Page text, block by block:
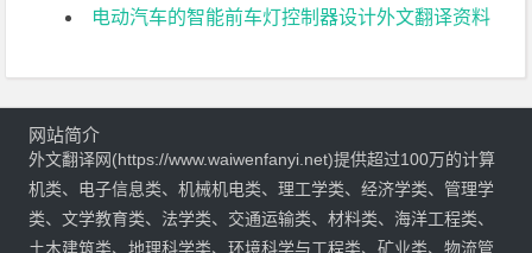
电动汽车的智能前车灯控制器设计外文翻译资料
网站简介
外文翻译网(https://www.waiwenfanyi.net)提供超过100万的计算
机类、电子信息类、机械机电类、理工学类、经济学类、管理学
类、文学教育类、法学类、交通运输类、材料类、海洋工程类、
土木建筑类、地理科学类、环境科学与工程类、矿业类、物流管